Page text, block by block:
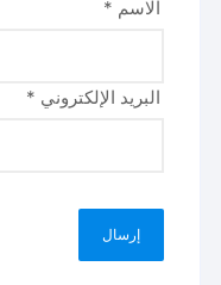
الاسم *
البريد الإلكتروني *